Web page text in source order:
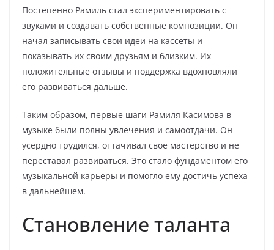
Постепенно Рамиль стал экспериментировать с
звуками и создавать собственные композиции. Он
начал записывать свои идеи на кассеты и
показывать их своим друзьям и близким. Их
положительные отзывы и поддержка вдохновляли
его развиваться дальше.
Таким образом, первые шаги Рамиля Касимова в
музыке были полны увлечения и самоотдачи. Он
усердно трудился, оттачивал свое мастерство и не
переставал развиваться. Это стало фундаментом его
музыкальной карьеры и помогло ему достичь успеха
в дальнейшем.
Становление таланта